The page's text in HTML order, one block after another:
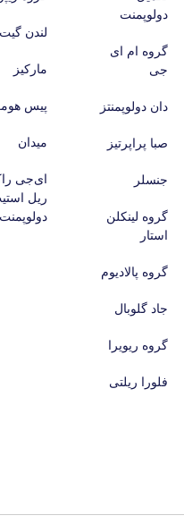
دولوپمنت
گروه ام‌ ای‌
جی
دان دولوپمنتز
صبا پراپرتیز
جنسلر
گروه لینکلن
استار
گروه پالادیوم
جاد گلوبال
گروه ریویرا
فلورا ریلتی
لندن گیت
مارکیز
پیس
میدان
ای‌جی
ریل
دولوپمنت